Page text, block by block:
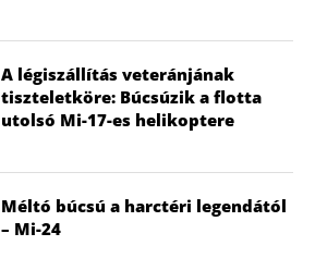
A légiszállítás veteránjának
tiszteletköre: Búcsúzik a flotta
utolsó Mi-17-es helikoptere
Méltó búcsú a harctéri legendától
– Mi-24